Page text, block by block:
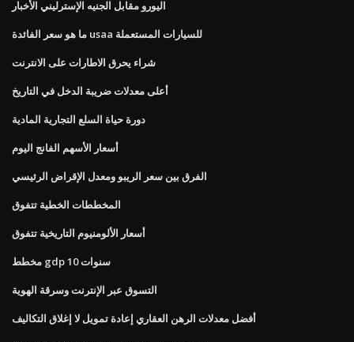
اليورو مقابل الجنيه الإسترليني الأخبار
ما هو سعر الفائدة usaa للسيارات المستعملة
شراء يحرق الاطارات على الانترنت
أعلى معدلات ضريبة الدخل في التاريخ
دورة حياة السلع التجارية المادية
أسعار الأسهم الفانج اليوم
الفرق بين سعر الريبو ومعدل الإقراض الرئيسي
المخططات الخطية تتفوق
أسعار الألومنيوم التاريخية تتفوق
مخطط gdp 10 سنوات
التسوق عبر الإنترنت وسرقة الهوية
أفضل معدلات الرهن العقاري إعادة تمويل لا إغلاق التكاليف